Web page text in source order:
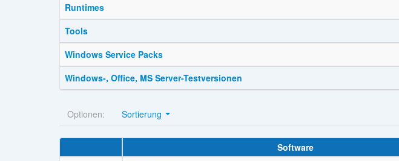
Runtimes
Tools
Windows Service Packs
Windows-, Office, MS Server-Testversionen
Optionen: Sortierung
Software